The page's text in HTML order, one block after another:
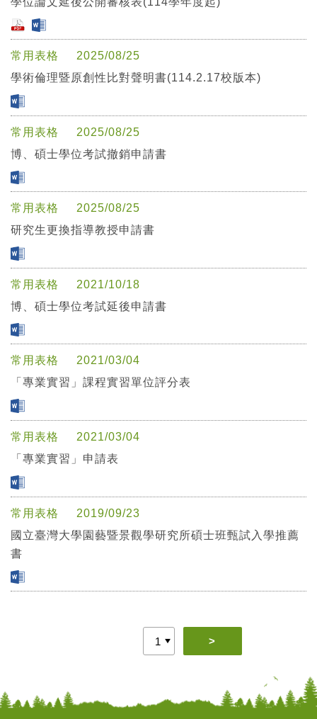
常用表格
2025/08/25
學術倫理暨原創性比對聲明書(114.2.17校版本)
常用表格
2025/08/25
博、碩士學位考試撤銷申請書
常用表格
2025/08/25
研究生更換指導教授申請書
常用表格
2021/10/18
博、碩士學位考試延後申請書
常用表格
2021/03/04
「專業實習」課程實習單位評分表
常用表格
2021/03/04
「專業實習」申請表
常用表格
2019/09/23
國立臺灣大學園藝暨景觀學研究所碩士班甄試入學推薦
書
>